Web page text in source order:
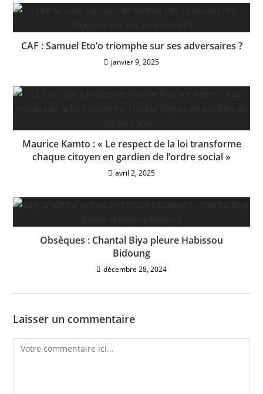
CAF : Samuel Eto’o triomphe sur ses adversaires ?
janvier 9, 2025
Maurice Kamto : « Le respect de la loi transforme
chaque citoyen en gardien de l’ordre social »
avril 2, 2025
Obsèques : Chantal Biya pleure Habissou
Bidoung
décembre 28, 2024
Laisser un commentaire